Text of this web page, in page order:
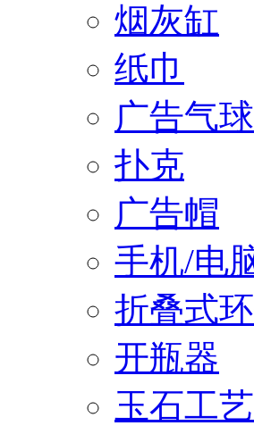
烟灰缸
纸巾
广告气球
扑克
广告帽
手机/电
折叠式
开瓶器
玉石工